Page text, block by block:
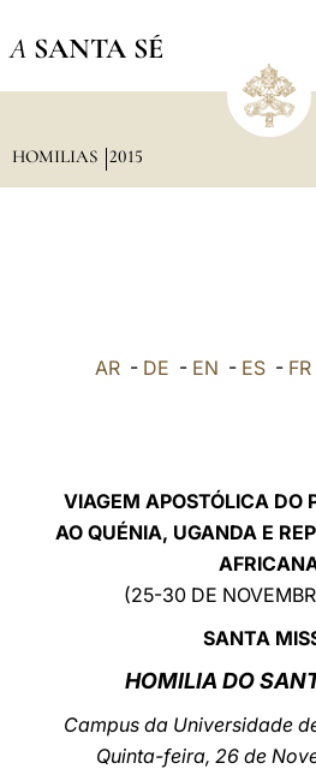
A SANTA SÉ
HOMILIAS 2015
AR - DE - EN - ES - FR
VIAGEM APOSTÓLICA DO
AO QUÉNIA, UGANDA E
(25-30 DE
SANTA
HOMILIA DO
Campus da Universidade
Quinta-feira, 26 de